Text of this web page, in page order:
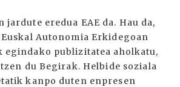
jardute eredua EAE da. Hau da,
Autonomia Erkidegoan
egindako publizitatea aholkatu,
du Begirak. Helbide soziala
kanpo duten enpresen